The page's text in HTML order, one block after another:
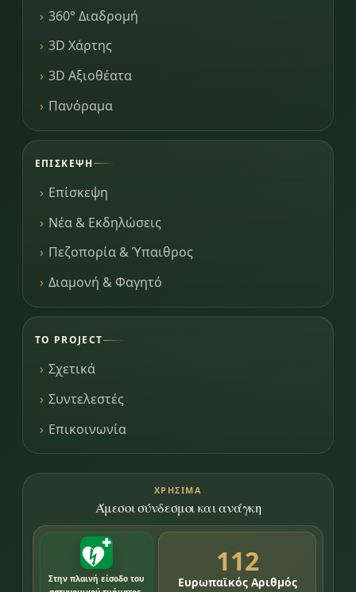
360° Διαδρομή
3D Χάρτης
3D Αξιοθέατα
Πανόραμα
ΕΠΊΣΚΕΨΗ
Επίσκεψη
Νέα & Εκδηλώσεις
Πεζοπορία & Ύπαιθρος
Διαμονή & Φαγητό
ΤΟ PROJECT
Σχετικά
Συντελεστές
Επικοινωνία
ΧΡΉΣΙΜΑ
Άμεσοι σύνδεσμοι και ανάγκη
Στην πλαινή είσοδο του
112
Ευρωπαϊκός Αριθμός